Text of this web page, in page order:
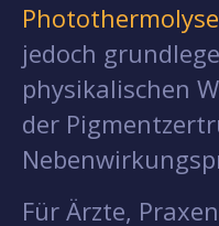
Photothermolyse
jedoch
physikalischen
der
Für Ärzte,